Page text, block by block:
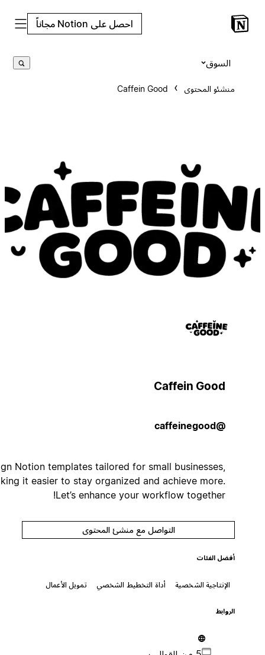
احصل على Notion مجاناً
منشئو المحتوى Caffein Good
Caffein Good
I design Notion templates tailored for small businesses,
making it easier to stay organized and achieve more.
Let’s enhance your workflow together!
التواصل مع منشئ المحتوى
أفضل الفئات
الإنتاجية الشخصية أداة التخطيط الشخصي تمويل الأعمال